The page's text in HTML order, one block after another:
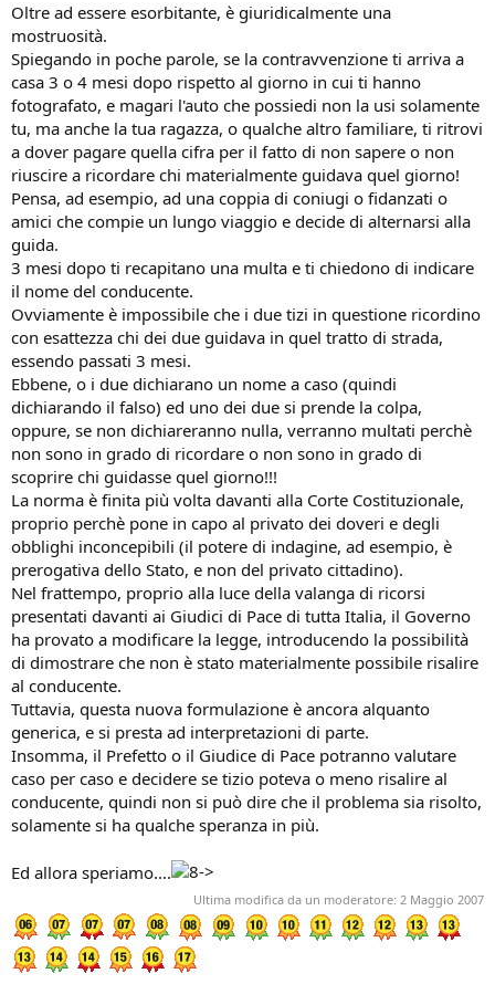
Oltre ad essere esorbitante, è giuridicalmente una
mostruosità.
Spiegando in poche parole, se la contravvenzione ti arriva a
casa 3 o 4 mesi dopo rispetto al giorno in cui ti hanno
fotografato, e magari l'auto che possiedi non la usi solamente
tu, ma anche la tua ragazza, o qualche altro familiare, ti ritrovi
a dover pagare quella cifra per il fatto di non sapere o non
riuscire a ricordare chi materialmente guidava quel giorno!
Pensa, ad esempio, ad una coppia di coniugi o fidanzati o
amici che compie un lungo viaggio e decide di alternarsi alla
guida.
3 mesi dopo ti recapitano una multa e ti chiedono di indicare
il nome del conducente.
Ovviamente è impossibile che i due tizi in questione ricordino
con esattezza chi dei due guidava in quel tratto di strada,
essendo passati 3 mesi.
Ebbene, o i due dichiarano un nome a caso (quindi
dichiarando il falso) ed uno dei due si prende la colpa,
oppure, se non dichiareranno nulla, verranno multati perchè
non sono in grado di ricordare o non sono in grado di
scoprire chi guidasse quel giorno!!!
La norma è finita più volta davanti alla Corte Costituzionale,
proprio perchè pone in capo al privato dei doveri e degli
obblighi inconcepibili (il potere di indagine, ad esempio, è
prerogativa dello Stato, e non del privato cittadino).
Nel frattempo, proprio alla luce della valanga di ricorsi
presentati davanti ai Giudici di Pace di tutta Italia, il Governo
ha provato a modificare la legge, introducendo la possibilità
di dimostrare che non è stato materialmente possibile risalire
al conducente.
Tuttavia, questa nuova formulazione è ancora alquanto
generica, e si presta ad interpretazioni di parte.
Insomma, il Prefetto o il Giudice di Pace potranno valutare
caso per caso e decidere se tizio poteva o meno risalire al
conducente, quindi non si può dire che il problema sia risolto,
solamente si ha qualche speranza in più.
Ed allora speriamo....
Ultima modifica da un moderatore: 2 Maggio 2007